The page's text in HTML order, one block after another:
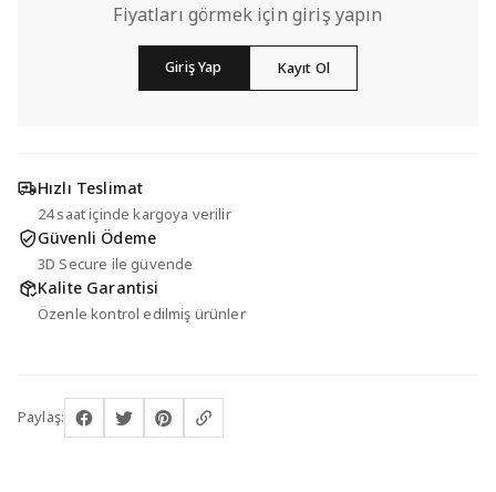
Fiyatları görmek için giriş yapın
Giriş Yap Kayıt Ol
Hızlı Teslimat
24 saat içinde kargoya verilir
Güvenli Ödeme
3D Secure ile güvende
Kalite Garantisi
Özenle kontrol edilmiş ürünler
Paylaş: